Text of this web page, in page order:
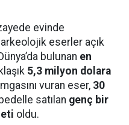
evinde
eserler açık
bulunan en
5,3 milyon dolara
vuran eser, 30
satılan genç bir
oldu.